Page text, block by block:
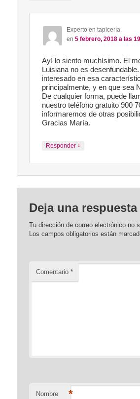
Experto en tapicería
en 5 febrero, 2018 a las
Ay! lo siento muchísimo. El
Luisiana no es
interesado en esa
principalmente, y en que sea
De cualquier forma, puede
nuestro teléfono gratuito 900
informaremos de otras
Gracias María.
Responder ↓
Deja una respuesta
Tu dirección de correo electrónico no
Los campos obligatorios están
Comentario*
Nombre *